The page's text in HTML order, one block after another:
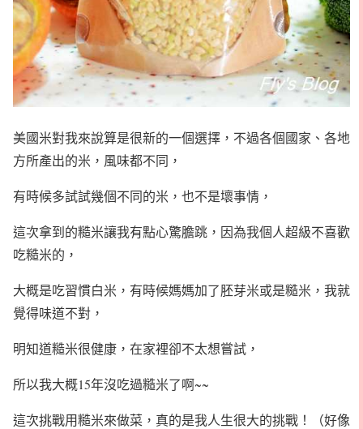
美國米對我來說算是很新的一個選擇，不過各個國家、各地
方所產出的米，風味都不同，
有時候多試試幾個不同的米，也不是壞事情，
這次拿到的糙米讓我有點心驚膽跳，因為我個人超級不喜歡
吃糙米的，
大概是吃習慣白米，有時候媽媽加了胚芽米或是糙米，我就
覺得味道不對，
明知道糙米很健康，在家裡卻不太想嘗試，
所以我大概15年沒吃過糙米了啊~~
這次挑戰用糙米來做菜，真的是我人生很大的挑戰！（好像